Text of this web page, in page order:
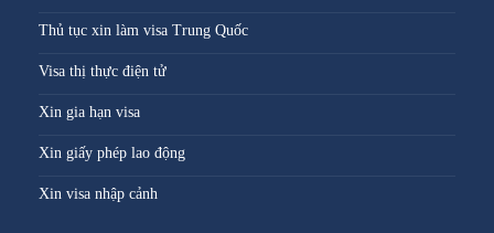
Thủ tục xin làm visa Trung Quốc
Visa thị thực điện tử
Xin gia hạn visa
Xin giấy phép lao động
Xin visa nhập cảnh